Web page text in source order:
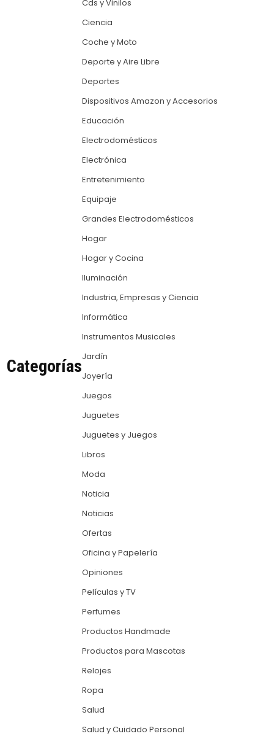
Categorías
Cds y Vinilos
Ciencia
Coche y Moto
Deporte y Aire Libre
Deportes
Dispositivos Amazon y Accesorios
Educación
Electrodomésticos
Electrónica
Entretenimiento
Equipaje
Grandes Electrodomésticos
Hogar
Hogar y Cocina
Iluminación
Industria, Empresas y Ciencia
Informática
Instrumentos Musicales
Jardín
Joyería
Juegos
Juguetes
Juguetes y Juegos
Libros
Moda
Noticia
Noticias
Ofertas
Oficina y Papelería
Opiniones
Películas y TV
Perfumes
Productos Handmade
Productos para Mascotas
Relojes
Ropa
Salud
Salud y Cuidado Personal